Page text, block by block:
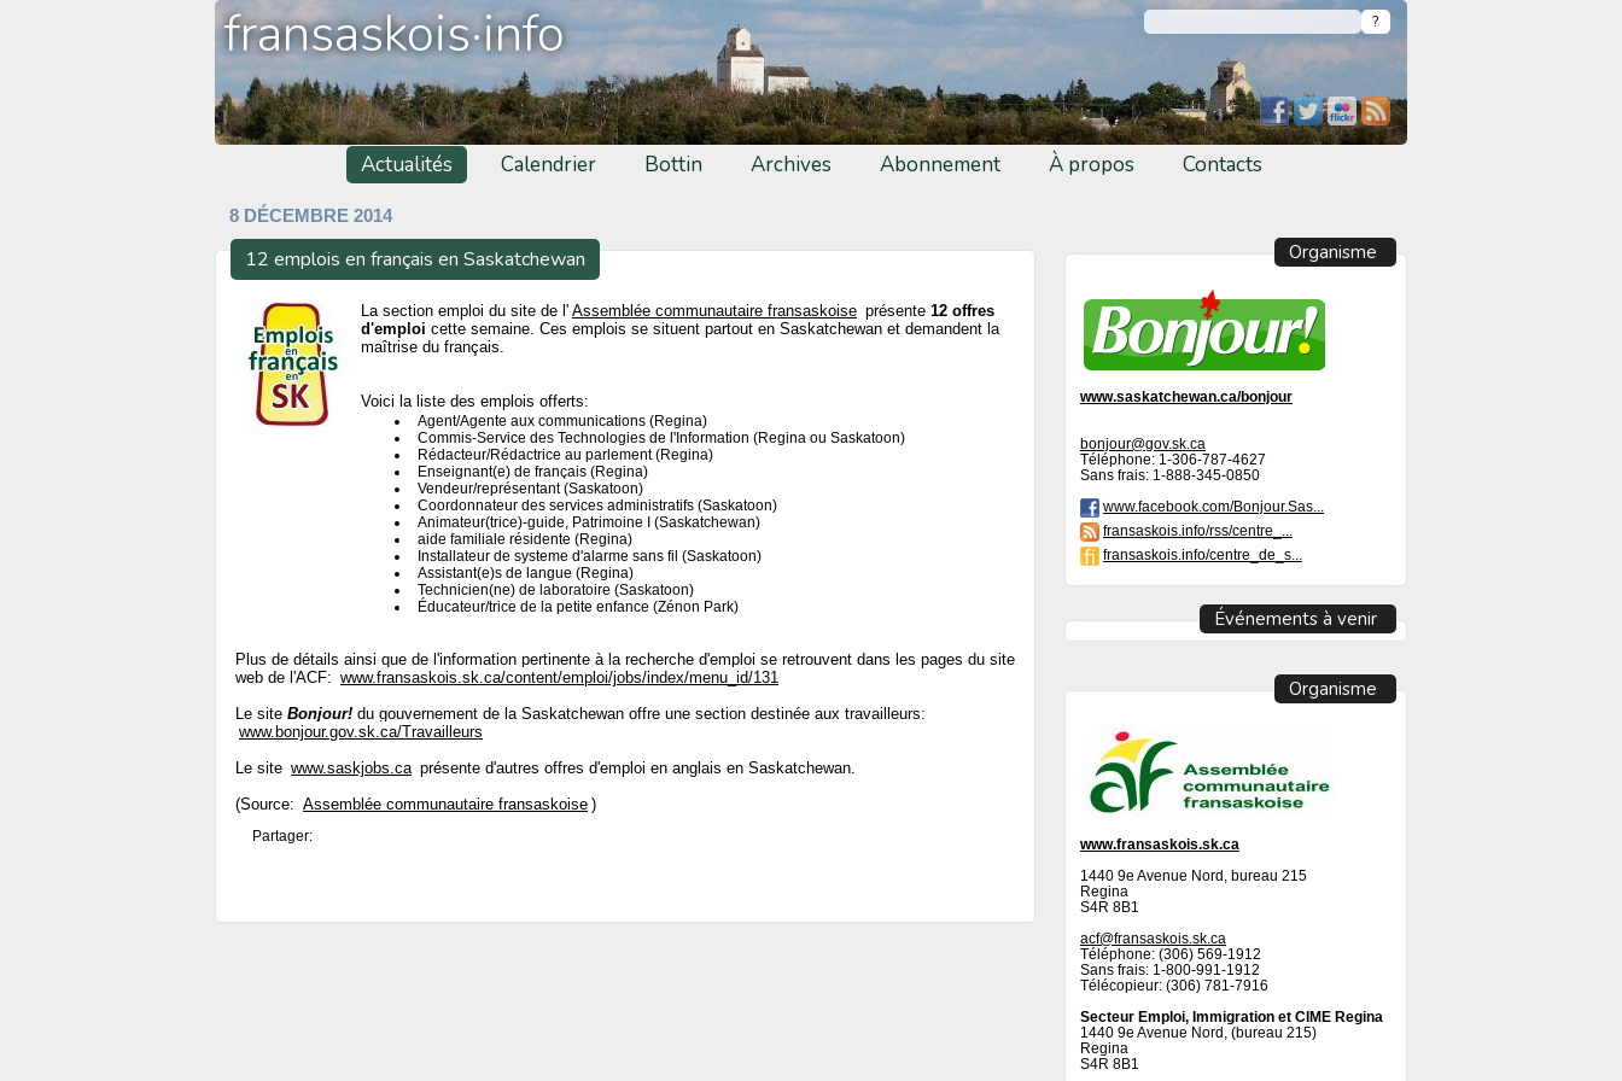
fransaskois·info
Actualités Calendrier Bottin Archives Abonnement À propos Contacts
8 DÉCEMBRE 2014
12 emplois en français en Saskatchewan
La section emploi du site de l' Assemblée communautaire fransaskoise présente 12 offres
d'emploi cette semaine. Ces emplois se situent partout en Saskatchewan et demandent la
maîtrise du français.
Voici la liste des emplois offerts:
Agent/Agente aux communications (Regina)
Commis-Service des Technologies de l'Information (Regina ou Saskatoon)
Rédacteur/Rédactrice au parlement (Regina)
Enseignant(e) de français (Regina)
Vendeur/représentant (Saskatoon)
Coordonnateur des services administratifs (Saskatoon)
Animateur(trice)-guide, Patrimoine I (Saskatchewan)
aide familiale résidente (Regina)
Installateur de systeme d'alarme sans fil (Saskatoon)
Assistant(e)s de langue (Regina)
Technicien(ne) de laboratoire (Saskatoon)
Éducateur/trice de la petite enfance (Zénon Park)
Plus de détails ainsi que de l'information pertinente à la recherche d'emploi se retrouvent dans les pages du site
web de l'ACF: www.fransaskois.sk.ca/content/emploi/jobs/index/menu_id/131
Le site Bonjour! du gouvernement de la Saskatchewan offre une section destinée aux travailleurs:
www.bonjour.gov.sk.ca/Travailleurs
Le site www.saskjobs.ca présente d'autres offres d'emploi en anglais en Saskatchewan.
(Source: Assemblée communautaire fransaskoise )
Partager:
Organisme
www.saskatchewan.ca/bonjour
bonjour@gov.sk.ca
Téléphone: 1-306-787-4627
Sans frais: 1-888-345-0850
www.facebook.com/Bonjour.Sas...
fransaskois.info/rss/centre_...
fransaskois.info/centre_de_s...
Événements à venir
Organisme
www.fransaskois.sk.ca
1440 9e Avenue Nord, bureau 215
Regina
S4R 8B1
acf@fransaskois.sk.ca
Téléphone: (306) 569-1912
Sans frais: 1-800-991-1912
Télécopieur: (306) 781-7916
Secteur Emploi, Immigration et CIME Regina
1440 9e Avenue Nord, (bureau 215)
Regina
S4R 8B1